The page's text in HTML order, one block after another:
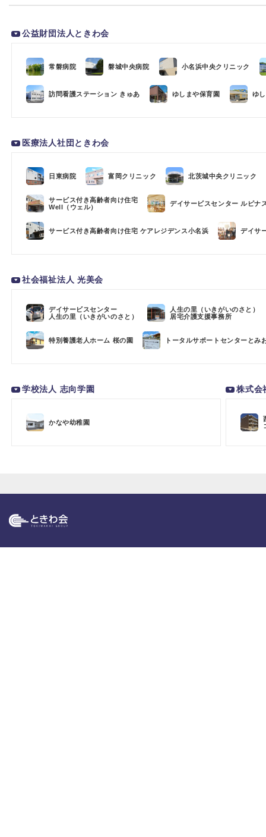
公益財団法人ときわ会
常磐病院 磐城中央病院 小名浜中央クリニック
訪問看護ステーション きゅあ ゆしまや保育園 ゆ
医療法人社団ときわ会
日東病院 富岡クリニック 北茨城中央クリニック
サービス付き高齢者向け住宅
Well（ウェル）
デイサービスセンター ルピナ
サービス付き高齢者向け住宅 ケアレジデンス小名浜 デイサ
社会福祉法人 光美会
デイサービスセンター
人生の里（いきがいのさと）
人生の里（いきがいのさと）
居宅介護支援事務所
特別養護老人ホーム 桜の園 トータルサポートセンターとみ
学校法人 志向学園
かなや幼稚園
株式会